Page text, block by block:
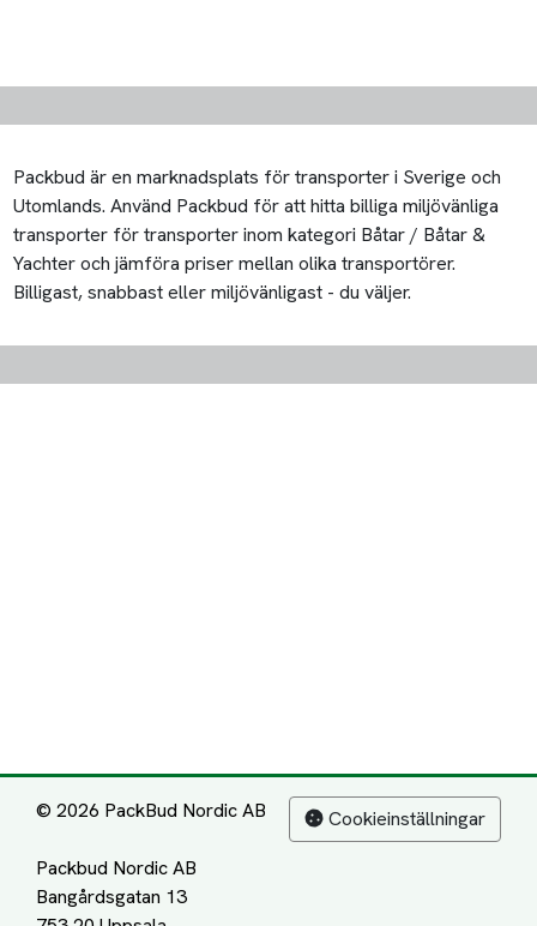
Packbud är en marknadsplats för transporter i Sverige och
Utomlands. Använd Packbud för att hitta billiga miljövänliga
transporter för transporter inom kategori Båtar / Båtar &
Yachter och jämföra priser mellan olika transportörer.
Billigast, snabbast eller miljövänligast - du väljer.
© 2026 PackBud Nordic AB
Packbud Nordic AB
Bangårdsgatan 13
Cookieinställningar